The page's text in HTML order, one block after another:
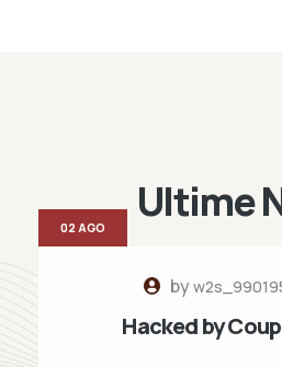
Ultime
by
Hacked by
02 AGO